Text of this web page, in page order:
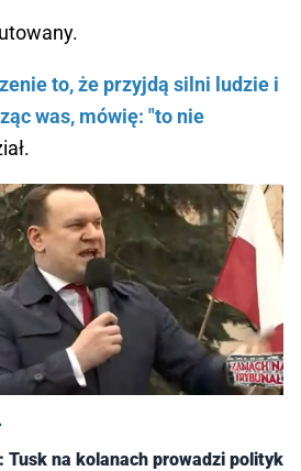
to, że przyjdą silni ludzie i
was, mówię: "to nie
na kolanach prowadzi politykę.